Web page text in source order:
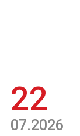
22
07.2026